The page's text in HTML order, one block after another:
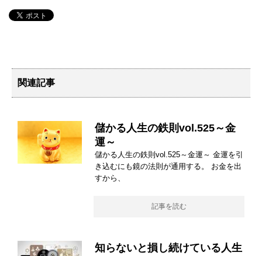
関連記事
儲かる人生の鉄則vol.525～金
運～
儲かる人生の鉄則vol.525～金運～ 金運を引
き込むにも鏡の法則が通用する。 お金を出
すから、
記事を読む
知らないと損し続けている人生